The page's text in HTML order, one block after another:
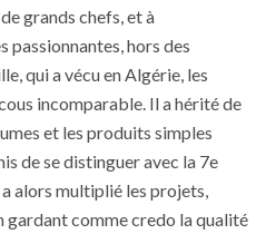
grands chefs, et à
passionnantes, hors des
qui a vécu en Algérie, les
incomparable. Il a hérité de
et les produits simples
de se distinguer avec la 7e
alors multiplié les projets,
gardant comme credo la qualité